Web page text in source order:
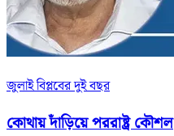
জুলাই বিপ্লবের দুই বছর
কোথায় দাঁড়িয়ে পররাষ্ট্র কৌশল